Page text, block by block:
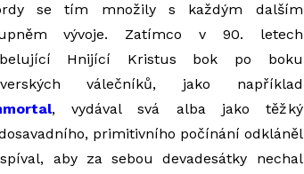
se tím množily s každým dalším
vývoje. Zatímco v 90. letech
Hnijící Kristus bok po boku
válečníků, jako například
, vydával svá alba jako těžký
primitivního počínání odkláněl
aby za sebou devadesátky nechal